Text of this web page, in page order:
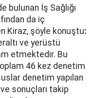
bulunan İş Sağlığı
da iç
Kiraz, şöyle konuştu:
ve yerüstü
etmektedir. Bu
46 kez denetim
denetim yapılan
sonuçları takip